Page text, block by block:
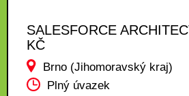
SALESFORCE
KČ
Brno (Jihomoravský kraj)
Plný úvazek